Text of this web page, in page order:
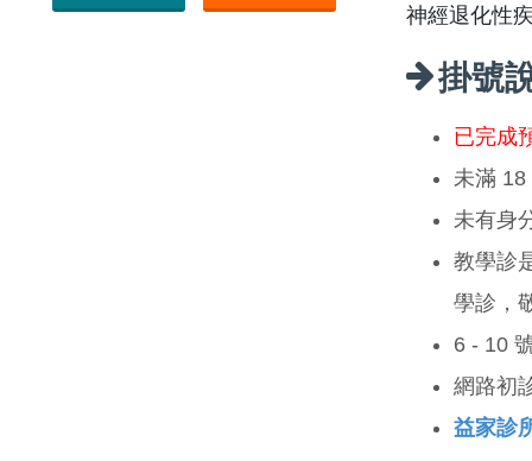
神經退化性
掛號
已完成
未滿 18
未有身
教學診
學診，
6 - 10
網路初
益家診